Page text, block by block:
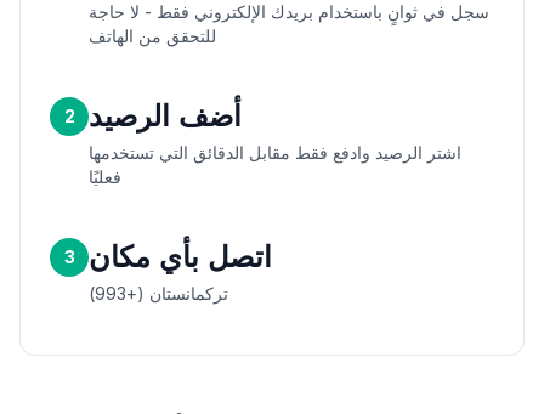
سجل في ثوانٍ باستخدام بريدك الإلكتروني فقط - لا حاجة
للتحقق من الهاتف
2 أضف الرصيد
اشتر الرصيد وادفع فقط مقابل الدقائق التي تستخدمها
فعليًا
3 اتصل بأي مكان
تركمانستان (+993)